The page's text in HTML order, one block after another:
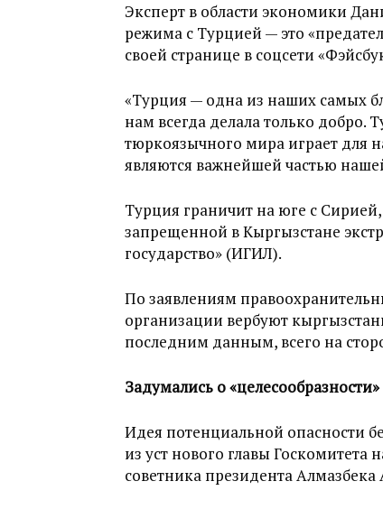
Эксперт в области экономики
режима с Турцией — это
своей странице в соцсети
«Турция — одна из наших самых
нам всегда делала только
тюркоязычного мира играет для
являются важнейшей частью
Турция граничит на юге с
запрещенной в Кыргызстане
государство» (ИГИЛ).
По заявлениям
организации вербуют
последним данным, всего на
Задумались о «целесообразности»
Идея потенциальной опасности
из уст нового главы Госкомитета
советника президента Алмазбека